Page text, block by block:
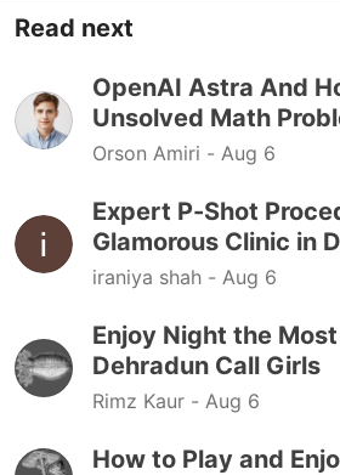
Read next
OpenAI Astra And
Unsolved Math
Orson Amiri - Aug 6
Expert P-Shot
Glamorous Clinic in
iraniya shah - Aug 6
Enjoy Night the
Dehradun Call Girls
Rimz Kaur - Aug 6
How to Play and